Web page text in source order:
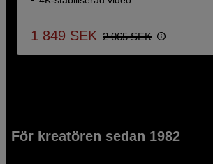
1 849 SEK 2 065 SEK
För kreatören sedan 1982